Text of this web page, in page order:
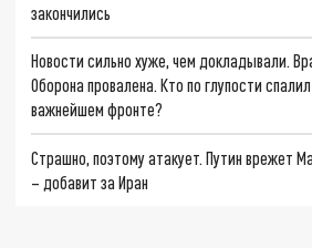
закончились
Новости сильно хуже, чем докладывали.
Оборона провалена. Кто по глупости
важнейшем фронте?
Страшно, поэтому атакует. Путин врежет
– добавит за Иран